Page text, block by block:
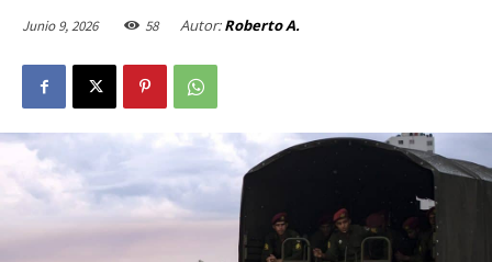
Junio 9, 2026 58 Autor: Roberto A.